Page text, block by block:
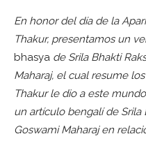
En honor del día de la
Thakur, presentamos un
bhasya de Srila Bhakti
Maharaj, el cual resume
Thakur le dio a este
un artículo bengalí de Srila
Goswami Maharaj en